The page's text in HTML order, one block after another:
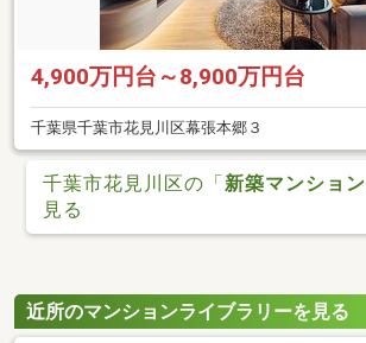
4,900万円台～8,900万円台
千葉県千葉市花見川区幕張本郷３
千葉市花見川区の「新築マンション
見る
近所のマンションライブラリーを見る